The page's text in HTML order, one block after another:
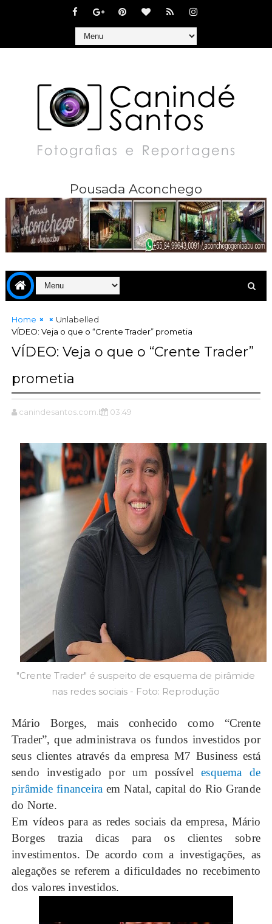
Pousada Aconchego
Home
Unlabelled
VÍDEO: Veja o que o “Crente Trader” prometia
VÍDEO: Veja o que o “Crente Trader”
prometia
canindesantos.com.br 03:49
"Crente Trader" é suspeito de esquema de pirâmide
nas redes sociais - Foto: Reprodução
Mário Borges, mais conhecido como “Crente
Trader”, que administrava os fundos investidos por
seus clientes através da empresa M7 Business está
sendo investigado por um possívelesquema de
pirâmide financeira em Natal, capital do Rio Grande
do Norte.
Em vídeos para as redes sociais da empresa, Mário
Borges trazia dicas para os clientes sobre
investimentos. De acordo com a investigações, as
alegações se referem a dificuldades no recebimento
dos valores investidos.